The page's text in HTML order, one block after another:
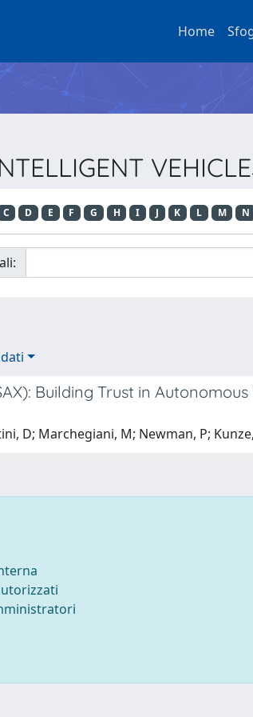
Home
C D E F G H I J K L M N
Building Trust in
D; Marchegiani, M; Newman, P;